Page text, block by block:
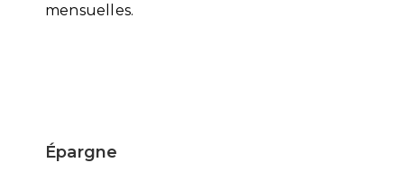
mensuelles.
Épargne